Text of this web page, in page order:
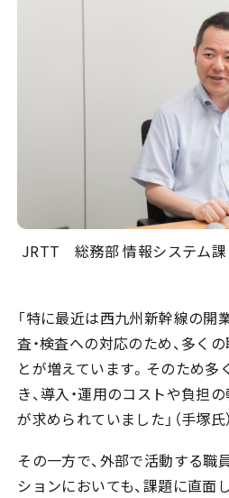
JRTT 総務部 情報システム
「特に最近は西九州新幹線の開
査・検査への対応のため、多く
とが増えています。そのため
き、導入・運用のコストや負担
が求められていました」（手塚氏
その一方で、外部で活動する職
ションにおいても、課題に直面